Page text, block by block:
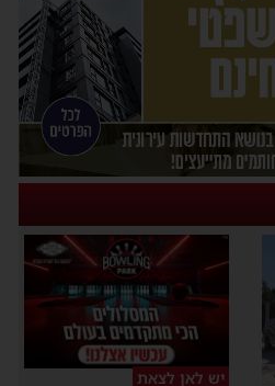
יש לאן לצאת